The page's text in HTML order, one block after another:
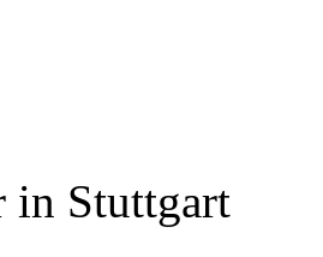
in Stuttgart